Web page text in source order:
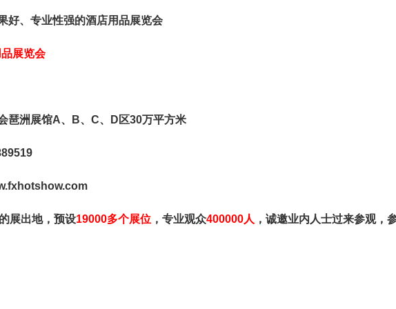
好、专业性强的酒店用品展览会
展览会
琶洲展馆A、 B、 C、 D 区30万平方米
的展出地，预设19000多个展位 ，专业观众400000人 ，诚邀业内人士过来参观，